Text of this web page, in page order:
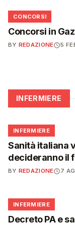
📋
CONCORSI
Concorsi in
BY REDAZIONE 5
INFERMIERE
🩺
INFERMIERE
Sanità italiana
decideranno il
BY REDAZIONE 7
🩺
INFERMIERE
Decreto PA e